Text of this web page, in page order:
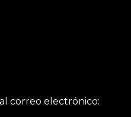
correo electrónico: